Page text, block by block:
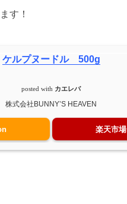
す！
ケルプヌードル 500g
posted with カエレバ
株式会社BUNNY’S HEAVEN
楽天市場